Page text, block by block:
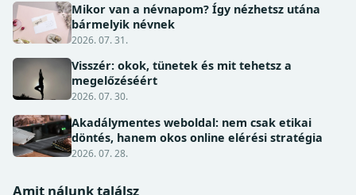
Mikor van a névnapom? Így nézhetsz utána
bármelyik névnek
2026. 07. 31.
Visszér: okok, tünetek és mit tehetsz a
megelőzéséért
2026. 07. 30.
Akadálymentes weboldal: nem csak etikai
döntés, hanem okos online elérési stratégia
2026. 07. 28.
Amit nálunk találsz